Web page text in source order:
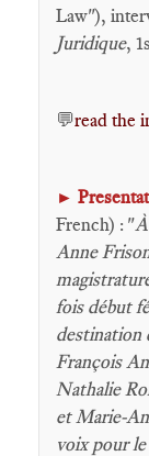
Law"),
Juridique,
💬read the
►
French) : "
Anne
fois début
destination
François
Nathalie
et Marie-
voix pour